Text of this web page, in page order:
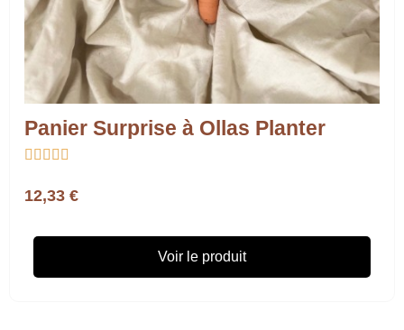
Panier Surprise à Ollas Planter
    
12,33 €
Voir le produit